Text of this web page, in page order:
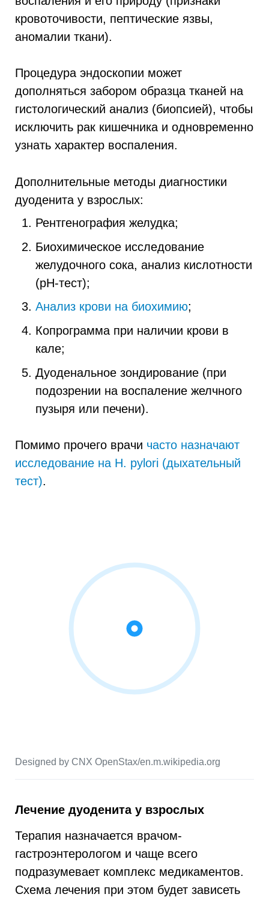
кровоточивости, пептические язвы,
аномалии ткани).
Процедура эндоскопии может
дополняться забором образца тканей на
гистологический анализ (биопсией), чтобы
исключить рак кишечника и одновременно
узнать характер воспаления.
Дополнительные методы диагностики
дуоденита у взрослых:
Рентгенография желудка;
Биохимическое исследование
желудочного сока, анализ кислотности
(pH-тест);
Анализ крови на биохимию;
Копрограмма при наличии крови в
кале;
Дуоденальное зондирование (при
подозрении на воспаление желчного
пузыря или печени).
Помимо прочего врачи часто назначают
исследование на H. pylori (дыхательный
тест).
Designed by CNX OpenStax/en.m.wikipedia.org
Лечение дуоденита у взрослых
Терапия назначается врачом-
гастроэнтерологом и чаще всего
подразумевает комплекс медикаментов.
Схема лечения при этом будет зависеть